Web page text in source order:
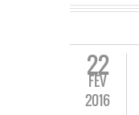
22
FÉV
2016